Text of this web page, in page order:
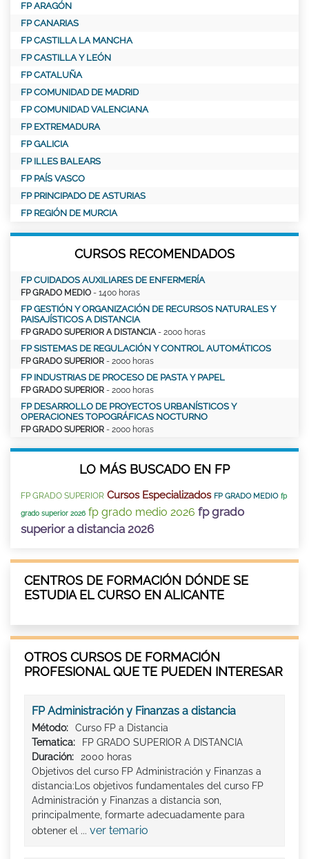
FP ARAGÓN
FP CANARIAS
FP CASTILLA LA MANCHA
FP CASTILLA Y LEÓN
FP CATALUÑA
FP COMUNIDAD DE MADRID
FP COMUNIDAD VALENCIANA
FP EXTREMADURA
FP GALICIA
FP ILLES BALEARS
FP PAÍS VASCO
FP PRINCIPADO DE ASTURIAS
FP REGIÓN DE MURCIA
CURSOS RECOMENDADOS
FP CUIDADOS AUXILIARES DE ENFERMERÍA
FP GRADO MEDIO - 1400 horas
FP GESTIÓN Y ORGANIZACIÓN DE RECURSOS NATURALES Y
PAISAJÍSTICOS A DISTANCIA
FP GRADO SUPERIOR A DISTANCIA- 2000 horas
FP SISTEMAS DE REGULACIÓN Y CONTROL AUTOMÁTICOS
FP GRADO SUPERIOR - 2000 horas
FP INDUSTRIAS DE PROCESO DE PASTA Y PAPEL
FP GRADO SUPERIOR - 2000 horas
FP DESARROLLO DE PROYECTOS URBANÍSTICOS Y
OPERACIONES TOPOGRÁFICAS NOCTURNO
FP GRADO SUPERIOR - 2000 horas
LO MÁS BUSCADO EN FP
FP GRADO SUPERIOR Cursos Especializados FP GRADO MEDIO fp
grado superior 2026 fp grado medio 2026 fp grado
superior a distancia 2026
CENTROS DE FORMACIÓN DÓNDE SE
ESTUDIA EL CURSO EN ALICANTE
OTROS CURSOS DE FORMACIÓN
PROFESIONAL QUE TE PUEDEN INTERESAR
FP Administración y Finanzas a distancia
Método:
Curso FP a Distancia
Tematica:
FP GRADO SUPERIOR A DISTANCIA
Duración:
2000 horas
Objetivos del curso FP Administración y Finanzas a
distancia:Los objetivos fundamentales del curso FP
Administración y Finanzas a distancia son,
principalmente, formarte adecuadamente para
obtener el ... ver temario